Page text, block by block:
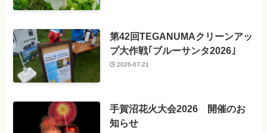
第42回TEGANUMAクリーンアッ
プ大作戦｢ブルーサンタ2026｣
2026-07-21
手賀沼花火大会2026 開催のお
知らせ